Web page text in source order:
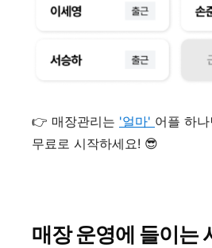
👉 매장관리는 '얼마' 어플 하
무료로 시작하세요! 😎
매장 운영에 들이는